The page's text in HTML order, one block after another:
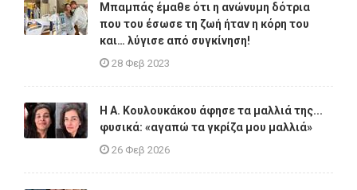
Μπαμπάς έμαθε ότι η ανώνυμη δότρια
που του έσωσε τη ζωή ήταν η κόρη του
και… λύγισε από συγκίνηση!
28 Φεβ 2023
Η A. Κουλουκάκου άφησε τα μαλλιά της...
φυσικά: «αγαπώ τα γκρίζα μου μαλλιά»
26 Φεβ 2026